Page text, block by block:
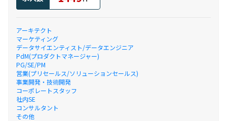
アーキテクト
マーケティング
データサイエンティスト/データエンジニア
PdM(プロダクトマネージャー)
PG/SE/PM
営業(プリセールス/ソリューションセールス)
事業開発・技術開発
コーポレートスタッフ
社内SE
コンサルタント
その他